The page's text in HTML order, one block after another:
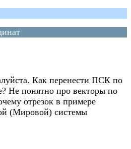
Как перенести ПСК по
Не понятно про векторы по
отрезок в примере
(Мировой) системы